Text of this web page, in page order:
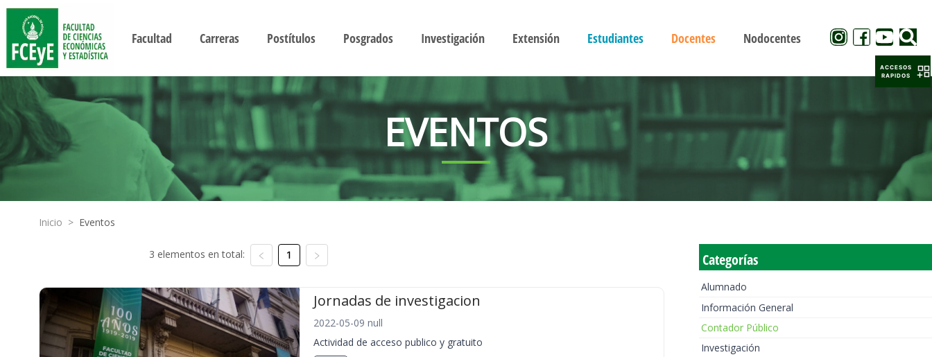
Facultad Carreras Postítulos Posgrados Investigación Extensión Estudiantes Docentes Nodocentes
EVENTOS
Inicio > Eventos
3 elementos en total: 1
Jornadas de investigacion
2022-05-09 null
Actividad de acceso publico y gratuito
Categorías
Alumnado
Información General
Contador Público
Investigación
ACCESOS
RAPIDOS